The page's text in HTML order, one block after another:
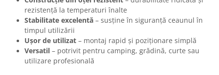
rezistență la temperaturi înalte
Stabilitate excelentă – susține în siguranță ceaunul în
timpul utilizării
Ușor de utilizat – montaj rapid și poziționare simplă
Versatil – potrivit pentru camping, grădină, curte sau
utilizare profesională